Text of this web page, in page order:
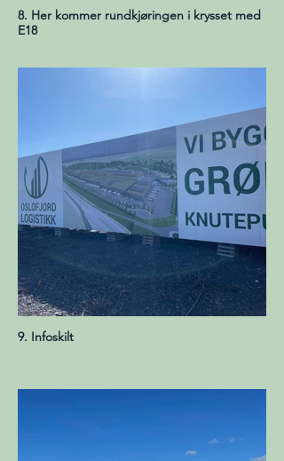
8. Her kommer rundkjøringen i krysset med
E18
9. Infoskilt